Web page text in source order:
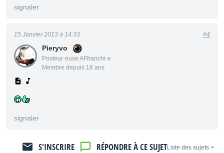
signaler
Pieryvo
Posteur·euse AFfranchi·e
Membre depuis 18 ans
15 Janvier 2013 à 14:33 #4
signaler
< Liste des sujets
RÉPONDRE À CE SUJET
S'INSCRIRE